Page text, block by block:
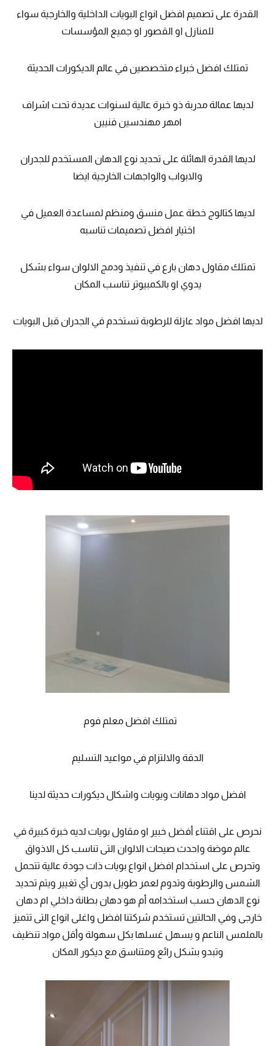
القدرة على تصميم افضل انواع البويات الداخلية والخارجية سواء
للمنازل او القصور او جميع المؤسسات
تمتلك افضل خبراء متخصصين في عالم الديكورات الحديثة
لديها عمالة مدربة ذو خبرة عالية لسنوات عديدة تحت اشراف
امهر مهندسين فنيين
لديها القدرة الهائلة على تحديد نوع الدهان المستخدم للجدران
والابواب والواجهات الخارجية ايضا
لديها كتالوج خطة عمل منسق ومنظم لمساعدة العميل في
اختيار افضل تصميمات تناسبه
تمتلك مقاول دهان بارع في تنفيذ ودمج الالوان سواء بشكل
يدوي او بالكمبيوتر تناسب المكان
لديها افضل مواد عازلة للرطوبة تستخدم في الجدران قبل البويات
تمتلك افضل معلم فوم
الدقة والالتزام في مواعيد التسليم
افضل مواد دهانات ويويات واشكال ديكورات حديثة لدينا
نحرص على اقتناء أفضل خبير او مقاول بويات لديه خبرة كبيرة في
عالم موضة واحدث صيحات الالوان التى تناسب كل الاذواق
وتحرص على استخدام افضل انواع بويات ذات جودة عالية تتحمل
الشمس والرطوبة وتدوم لعمر طويل بدون أي تغيير ويتم تحديد
نوع الدهان حسب استخدامه أم هو دهان بطانة داخلي ام دهان
خارجى وفي الحالتين تستخدم شركتنا افضل واغلى انواع التى تتميز
بالملمس الناعم و يسهل غسلها بكل سهولة وأقل مواد تنظيف
وتبدو بشكل رائع ومتناسق مع ديكور المكان